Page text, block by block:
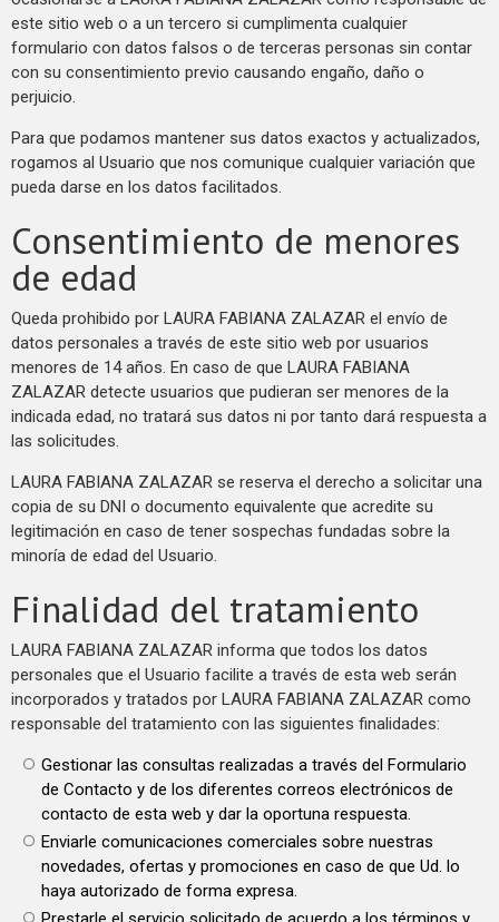
este sitio web o a un tercero si cumplimenta cualquier
formulario con datos falsos o de terceras personas sin contar
con su consentimiento previo causando engaño, daño o
perjuicio.
Para que podamos mantener sus datos exactos y actualizados,
rogamos al Usuario que nos comunique cualquier variación que
pueda darse en los datos facilitados.
Consentimiento de menores
de edad
Queda prohibido por LAURA FABIANA ZALAZAR el envío de
datos personales a través de este sitio web por usuarios
menores de 14 años. En caso de que LAURA FABIANA
ZALAZAR detecte usuarios que pudieran ser menores de la
indicada edad, no tratará sus datos ni por tanto dará respuesta a
las solicitudes.
LAURA FABIANA ZALAZAR se reserva el derecho a solicitar una
copia de su DNI o documento equivalente que acredite su
legitimación en caso de tener sospechas fundadas sobre la
minoría de edad del Usuario.
Finalidad del tratamiento
LAURA FABIANA ZALAZAR informa que todos los datos
personales que el Usuario facilite a través de esta web serán
incorporados y tratados por LAURA FABIANA ZALAZAR como
responsable del tratamiento con las siguientes finalidades:
Gestionar las consultas realizadas a través del Formulario
de Contacto y de los diferentes correos electrónicos de
contacto de esta web y dar la oportuna respuesta.
Enviarle comunicaciones comerciales sobre nuestras
novedades, ofertas y promociones en caso de que Ud. lo
haya autorizado de forma expresa.